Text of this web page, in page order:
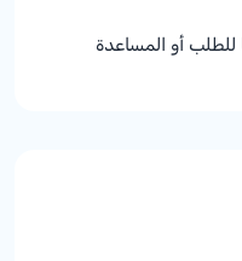
للطلب أو المساعدة